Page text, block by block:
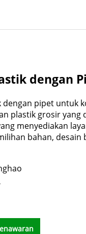
dengan
dengan pipet untuk
plastik grosir yang
menyediakan
bahan, desain